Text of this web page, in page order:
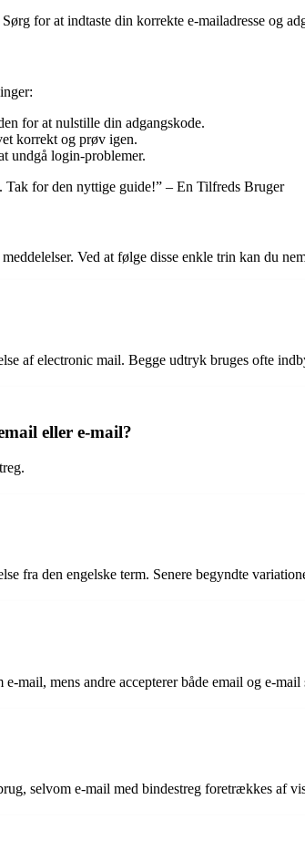
for at indtaste din korrekte e-mailadresse og
for at nulstille din adgangskode.
korrekt og prøv igen.
undgå login-problemer.
for den nyttige guide!” – En Tilfreds Bruger
Ved at følge disse enkle trin kan du
af electronic mail. Begge udtryk bruges ofte
eller e-mail?
fra den engelske term. Senere begyndte
mail, mens andre accepterer både email og e-mail
selvom e-mail med bindestreg foretrækkes af